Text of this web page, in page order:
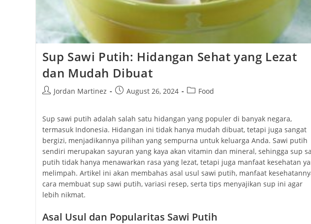
Sup Sawi Putih: Hidangan Sehat yang Lezat
dan Mudah Dibuat
PostJordan Martinez
PostAugust 26, 2024
PostFood
Sup sawi putih adalah salah satu hidangan yang populer di banyak negara,
termasuk Indonesia. Hidangan ini tidak hanya mudah dibuat, tetapi juga sangat
bergizi, menjadikannya pilihan yang sempurna untuk keluarga Anda. Sawi putih
sendiri merupakan sayuran yang kaya akan vitamin dan mineral, sehingga sup
putih tidak hanya menawarkan rasa yang lezat, tetapi juga manfaat kesehatan
melimpah. Artikel ini akan membahas asal usul sawi putih, manfaat
cara membuat sup sawi putih, variasi resep, serta tips menyajikan sup ini agar
lebih nikmat.
Asal Usul dan Popularitas Sawi Putih